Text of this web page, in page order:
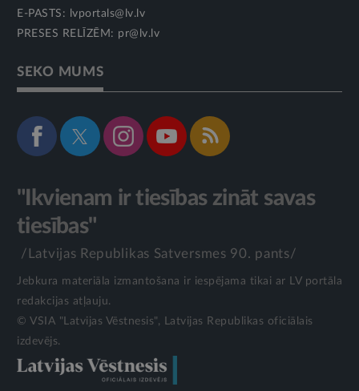
E-PASTS:
lvportals@lv.lv
PRESES RELĪZĒM: pr@lv.lv
SEKO MUMS
"Ikvienam ir tiesības zināt savas
tiesības"
/Latvijas Republikas Satversmes 90. pants/
Jebkura materiāla izmantošana ir iespējama tikai ar LV portāla
redakcijas atļauju.
© VSIA "Latvijas Vēstnesis", Latvijas Republikas oficiālais
izdevējs.